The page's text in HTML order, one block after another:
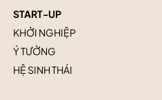
START-UP
KHỞI NGHIỆP
Ý TƯỞNG
HỆ SINH THÁI